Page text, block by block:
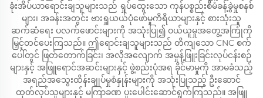
ခုံးအိပ်ယာရောင်းချသူများသည် ရှုပ်ထွေးသော ကုန်ပစ္စည်းစီမံခန့်ခွဲမှုစနစ်
များ၊ အခန်းအတွင်း ဗားရှူယယ်ပုံဖော်မှုကိရိယာများနှင့် စားသုံးသူ
ဆက်ဆံရေး ပလက်ဖောင်းများကို အသုံးပြု၍ ဝယ်ယူမှုအတွေ့အကြုံကို
မြှင့်တင်ပေးကြသည်။ ဤရောင်းချသူများသည် တိကျသော CNC စက်
ပေါ်တွင် ဖြတ်တောက်ခြင်း၊ အလိုအလျောက် အမှုန့်ဖြူးခြင်းလုပ်ငန်းစဉ်
များနှင့် အဖြူရောင်အဆင်းများနှင့် ဖွဲ့စည်းပုံအရ ခိုင်မာမှုကို အာမခံသည့်
အရည်အသွေးထိန်းချုပ်မှုစံနှုန်းများကို အသုံးပြုသည့် ဦးဆောင်
ထုတ်လုပ်သူများနှင့် မကြာခဏ ပူးပေါင်းဆောင်ရွက်ကြသည်။ အဖြူ